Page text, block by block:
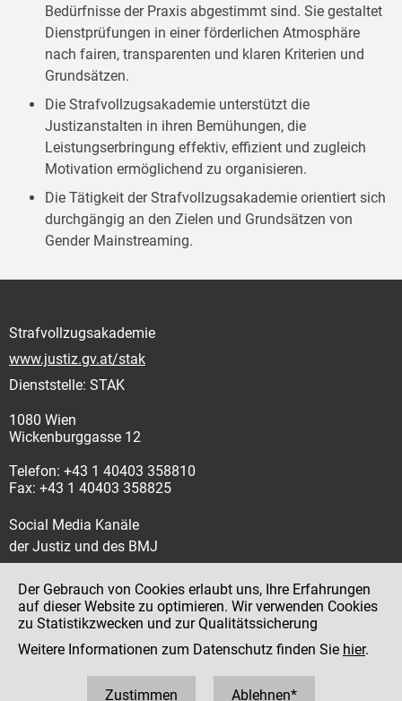
Bedürfnisse der Praxis abgestimmt sind. Sie gestaltet
Dienstprüfungen in einer förderlichen Atmosphäre
nach fairen, transparenten und klaren Kriterien und
Grundsätzen.
Die Strafvollzugsakademie unterstützt die
Justizanstalten in ihren Bemühungen, die
Leistungserbringung effektiv, effizient und zugleich
Motivation ermöglichend zu organisieren.
Die Tätigkeit der Strafvollzugsakademie orientiert sich
durchgängig an den Zielen und Grundsätzen von
Gender Mainstreaming.
Strafvollzugsakademie
www.justiz.gv.at/stak
Dienststelle: STAK
1080 Wien
Wickenburggasse 12
Telefon: +43 1 40403 358810
Fax: +43 1 40403 358825
Social Media Kanäle
der Justiz und des BMJ
Impressum
Datenschutz
Der Gebrauch von Cookies erlaubt uns, Ihre Erfahrungen
auf dieser Website zu optimieren. Wir verwenden Cookies
zu Statistikzwecken und zur Qualitätssicherung
Weitere Informationen zum Datenschutz finden Sie hier.
Zustimmen Ablehnen*